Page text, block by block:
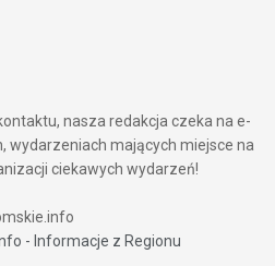
nasza redakcja czeka na e-
wydarzeniach mających miejsce na
ciekawych wydarzeń!
- Informacje z Regionu